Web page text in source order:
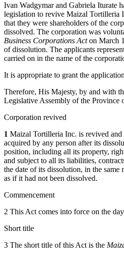
Ivan Wadgymar and Gabriela Iturate
legislation to revive Maizal Tortilleria
that they were shareholders of the
dissolved. The corporation was
Business Corporations Acton March
of dissolution. The applicants
carried on in the name of the
It is appropriate to grant the
Therefore, His Majesty, by and with
Legislative Assembly of the Province
Corporation revived
1 Maizal Tortilleria Inc. is revived and
acquired by any person after its
position, including all its property,
and subject to all its liabilities,
the date of its dissolution, in the same
as if it had not been dissolved.
Commencement
2 This Act comes into force on the
Short title
3 The short title of this Act is the